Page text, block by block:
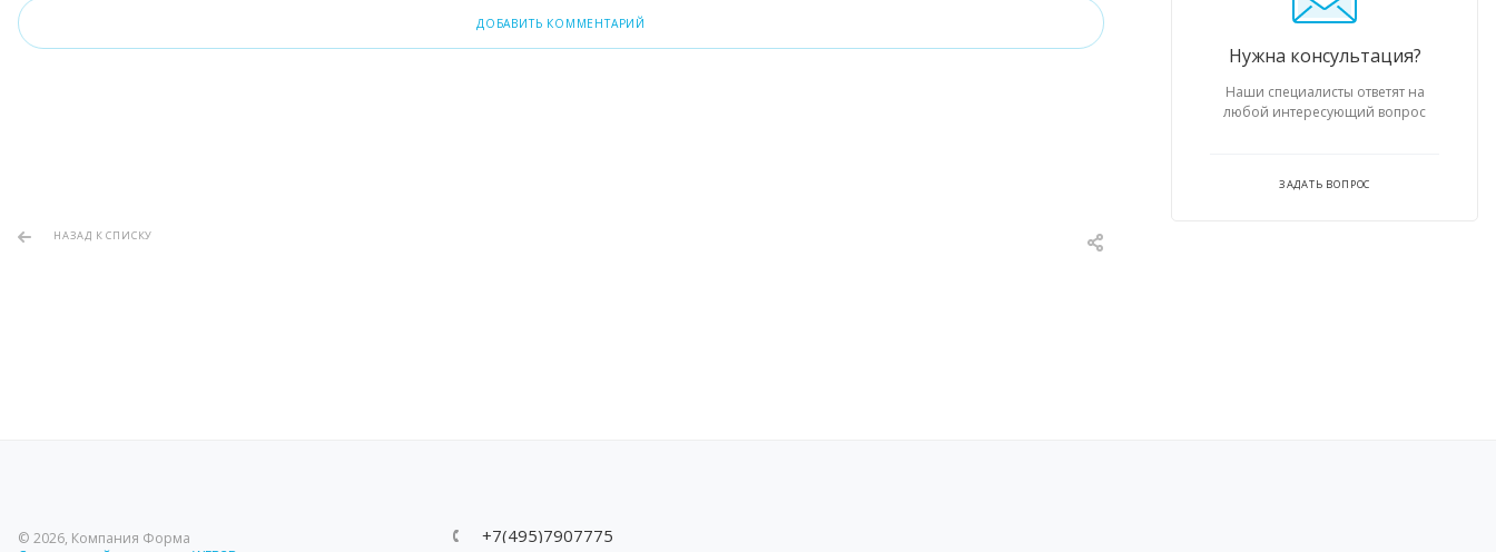
Нужна консультация?
Наши специалисты ответят на
любой интересующий вопрос
ЗАДАТЬ ВОПРОС
ДОБАВИТЬ КОММЕНТАРИЙ
НАЗАД К СПИСКУ
© 2026, Компания Форма
+7(495)7907775